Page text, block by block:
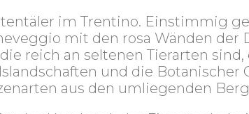
im Trentino. Einstimmig
mit den rosa Wänden
reich an seltenen Tierarten
und die
aus den umliegenden